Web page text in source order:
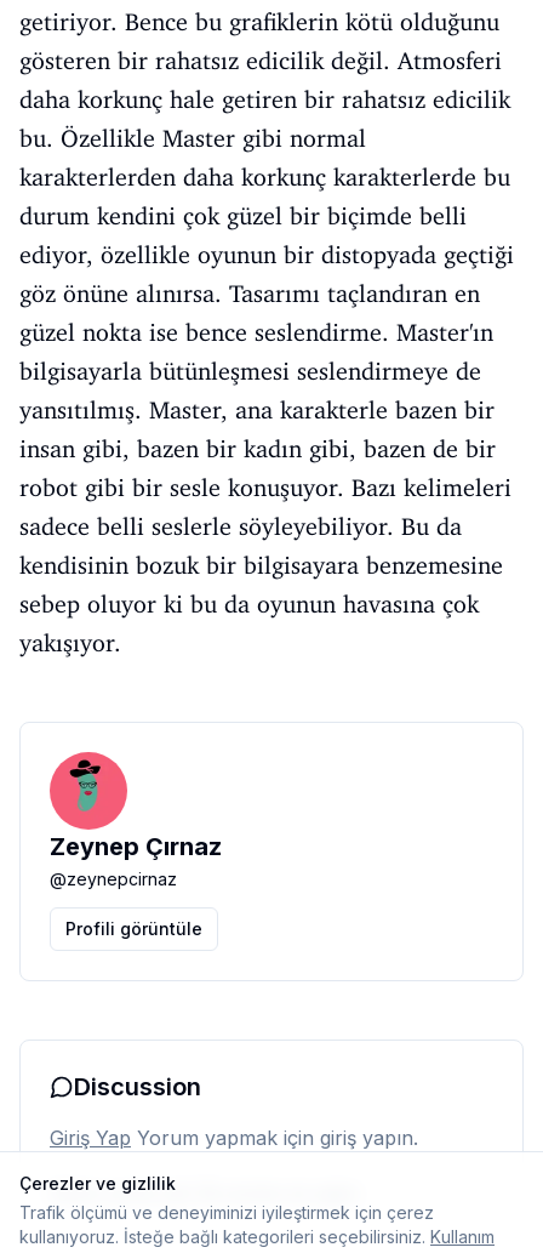
getiriyor. Bence bu grafiklerin kötü olduğunu
gösteren bir rahatsız edicilik değil. Atmosferi
daha korkunç hale getiren bir rahatsız edicilik
bu. Özellikle Master gibi normal
karakterlerden daha korkunç karakterlerde bu
durum kendini çok güzel bir biçimde belli
ediyor, özellikle oyunun bir distopyada geçtiği
göz önüne alınırsa. Tasarımı taçlandıran en
güzel nokta ise bence seslendirme. Master'ın
bilgisayarla bütünleşmesi seslendirmeye de
yansıtılmış. Master, ana karakterle bazen bir
insan gibi, bazen bir kadın gibi, bazen de bir
robot gibi bir sesle konuşuyor. Bazı kelimeleri
sadece belli seslerle söyleyebiliyor. Bu da
kendisinin bozuk bir bilgisayara benzemesine
sebep oluyor ki bu da oyunun havasına çok
yakışıyor.
Zeynep Çırnaz
@zeynepcirnaz
Profili görüntüle
Discussion
Giriş Yap Yorum yapmak için giriş yapın.
Henüz yorum yok. İlk yorumu siz yapın.
Çerezler ve gizlilik
Trafik ölçümü ve deneyiminizi iyileştirmek için çerez
kullanıyoruz. İsteğe bağlı kategorileri seçebilirsiniz. Kullanım